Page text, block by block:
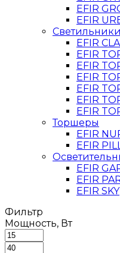
EFIR
EFIR
EFIR
EFIR
EFIR
EFIR
EFIR
EFIR
EFIR
Торшеры
EFIR
EFIR
EFIR
EFIR
EFIR SKY
Фильтр
Мощность, Вт